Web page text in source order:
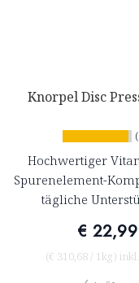
Knorpel Disc
Hochwertiger
Spurenelement-
tägliche
€ 22,99
(€ 310,68 / 1kg)